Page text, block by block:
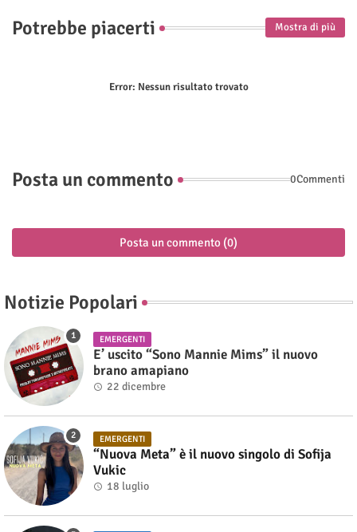
Potrebbe piacerti Mostra di più
Error: Nessun risultato trovato
Posta un commento 0Commenti
Posta un commento (0)
Notizie Popolari
EMERGENTI
E’ uscito “Sono Mannie Mims” il nuovo
brano amapiano
22 dicembre
EMERGENTI
“Nuova Meta” è il nuovo singolo di Sofija
Vukic
18 luglio